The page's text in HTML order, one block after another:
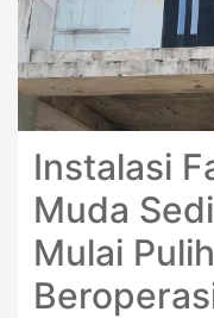
Instalasi
Muda
Mulai